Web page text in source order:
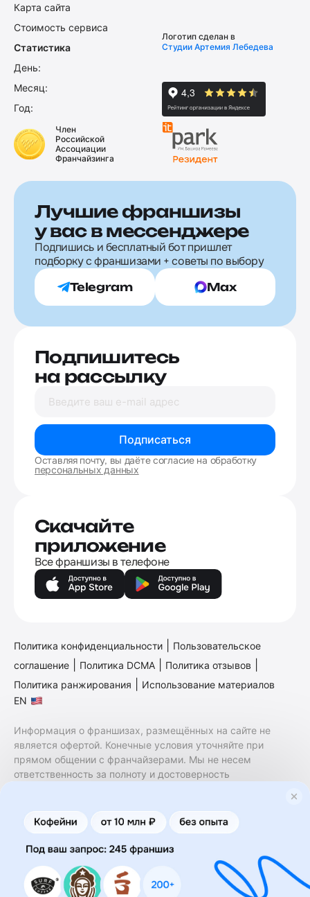
Карта сайта
Стоимость сервиса
Статистика
День:
Месяц:
Год:
Логотип сделан в
Студии Артемия Лебедева
Член
Российской
Ассоциации
Франчайзинга
Лучшие франшизы
у вас в мессенджере
Подпишись и бесплатный бот пришлет
подборку с франшизами + советы по выбору
Telegram Max
Подпишитесь
на рассылку
Подписаться
Оставляя почту, вы даёте согласие на обработку
персональных данных
Скачайте
приложение
Все франшизы в телефоне
Политика конфиденциальности
Пользовательское
соглашение
Политика DCMA Политика отзывов
Политика ранжирования
Использование материалов
EN
Информация о франшизах, размещённых на сайте не
является офертой. Конечные условия уточняйте при
прямом общении с франчайзерами. Мы не несем
ответственность за полноту и достоверность
финансовые услуги. Заключение договоров
коммерческой концессии (франчайзинга) осуществляется
правообладателями/их представителями. Бизнесменс.ру
не является посредником или представителем
правообладателя и не несет ответственность за условия
предоставления франшизы и действия лиц,